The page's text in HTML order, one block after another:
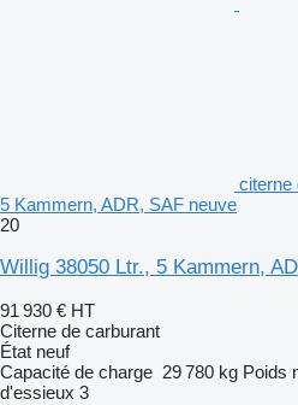
citerne
5 Kammern, ADR, SAF neuve
20
Willig 38050 Ltr., 5 Kammern,
91 930 € HT
Citerne de carburant
État neuf
Capacité de charge 29 780 kg Poids
d'essieux 3